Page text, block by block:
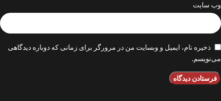
وب‌ سایت
ذخیره نام، ایمیل و وبسایت من در مرورگر برای زمانی که دوباره دیدگاهی
می‌نویسم.